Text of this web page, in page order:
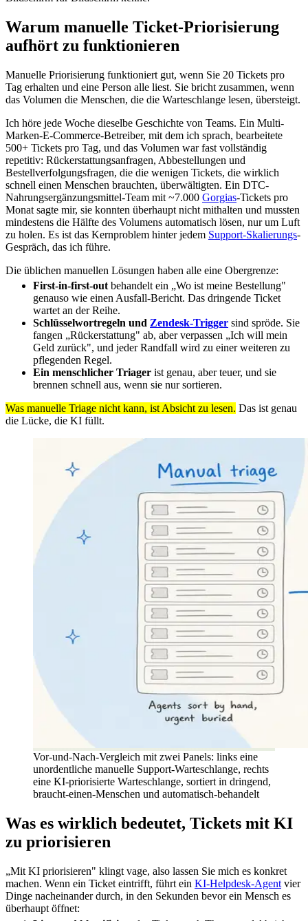
Warum manuelle Ticket-Priorisierung
aufhört zu funktionieren
Manuelle Priorisierung funktioniert gut, wenn Sie 20 Tickets pro
Tag erhalten und eine Person alle liest. Sie bricht zusammen, wenn
das Volumen die Menschen, die die Warteschlange lesen, übersteigt.
Ich höre jede Woche dieselbe Geschichte von Teams. Ein Multi-
Marken-E-Commerce-Betreiber, mit dem ich sprach, bearbeitete
500+ Tickets pro Tag, und das Volumen war fast vollständig
repetitiv: Rückerstattungsanfragen, Abbestellungen und
Bestellverfolgungsfragen, die die wenigen Tickets, die wirklich
schnell einen Menschen brauchten, überwältigten. Ein DTC-
Nahrungsergänzungsmittel-Team mit ~7.000 Gorgias-Tickets pro
Monat sagte mir, sie konnten überhaupt nicht mithalten und mussten
mindestens die Hälfte des Volumens automatisch lösen, nur um Luft
zu holen. Es ist das Kernproblem hinter jedem Support-Skalierungs-
Gespräch, das ich führe.
Die üblichen manuellen Lösungen haben alle eine Obergrenze:
First-in-first-outbehandelt ein „Wo ist meine Bestellung"
genauso wie einen Ausfall-Bericht. Das dringende Ticket
wartet an der Reihe.
Schlüsselwortregeln und Zendesk-Trigger sind spröde. Sie
fangen „Rückerstattung" ab, aber verpassen „Ich will mein
Geld zurück", und jeder Randfall wird zu einer weiteren zu
pflegenden Regel.
Ein menschlicher Triager ist genau, aber teuer, und sie
brennen schnell aus, wenn sie nur sortieren.
Was manuelle Triage nicht kann, ist Absicht zu lesen. Das ist genau
die Lücke, die KI füllt.
Vor-und-Nach-Vergleich mit zwei Panels: links eine
unordentliche manuelle Support-Warteschlange, rechts
eine KI-priorisierte Warteschlange, sortiert in dringend,
braucht-einen-Menschen und automatisch-behandelt
Was es wirklich bedeutet, Tickets mit KI
zu priorisieren
„Mit KI priorisieren" klingt vage, also lassen Sie mich es konkret
machen. Wenn ein Ticket eintrifft, führt ein KI-Helpdesk-Agent vier
Dinge nacheinander durch, in den Sekunden bevor ein Mensch es
überhaupt öffnet: